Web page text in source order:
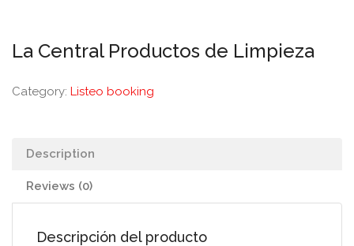
La Central Productos de Limpieza
Category: Listeo booking
Description
Reviews (0)
Descripción del producto